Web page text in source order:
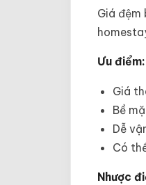
Giá
Ưu điểm:
Giá
Bề
Dễ
Có
Nhược